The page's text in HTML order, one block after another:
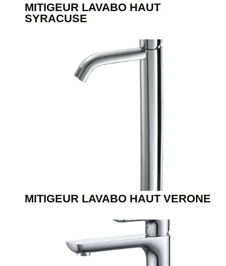
MITIGEUR LAVABO HAUT
SYRACUSE
MITIGEUR LAVABO HAUT VERONE